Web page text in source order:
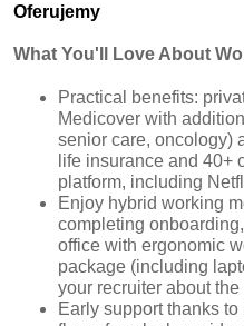
Oferujemy
What You'll Love About
Practical benefits:
Medicover with
senior care, oncology)
life insurance and 40+
platform, including
Enjoy hybrid working
completing
office with ergonomic
package (including
your recruiter about the
Early support thanks